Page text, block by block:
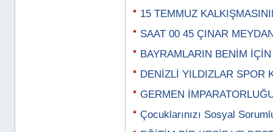
15 TEMMUZ
SAAT 00 45 ÇINAR
BAYRAMLARIN BENİM
DENİZLİ YILDIZLAR SPOR
GERMEN
Çocuklarınızı Sosyal